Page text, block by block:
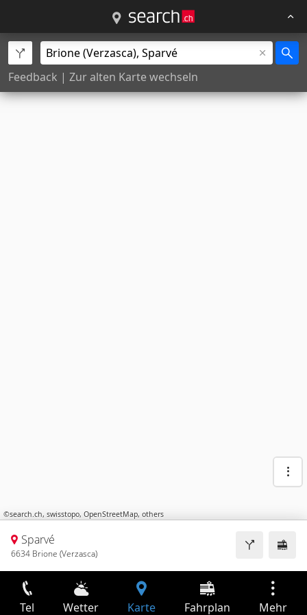
Feedback | Zur alten Karte wechseln
©search.ch, swisstopo, OpenStreetMap, others
Sparvé
6634 Brione (Verzasca)
Tel Wetter Karte Fahrplan Mehr